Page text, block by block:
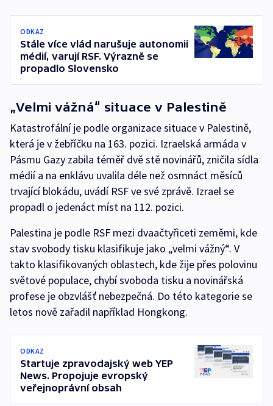
ODKAZ
Stále více vlád narušuje autonomii
médií, varují RSF. Výrazně se
propadlo Slovensko
„Velmi vážná“ situace v Palestině
Katastrofální je podle organizace situace v Palestině,
která je v žebříčku na 163. pozici. Izraelská armáda v
Pásmu Gazy zabila téměř dvě stě novinářů, zničila sídla
médií a na enklávu uvalila déle než osmnáct měsíců
trvající blokádu, uvádí RSF ve své zprávě. Izrael se
propadl o jedenáct míst na 112. pozici.
Palestina je podle RSF mezi dvaačtyřiceti zeměmi, kde
stav svobody tisku klasifikuje jako „velmi vážný“. V
takto klasifikovaných oblastech, kde žije přes polovinu
světové populace, chybí svoboda tisku a novinářská
profese je obzvlášť nebezpečná. Do této kategorie se
letos nově zařadil například Hongkong.
ODKAZ
Startuje zpravodajský web YEP
News. Propojuje evropský
veřejnoprávní obsah